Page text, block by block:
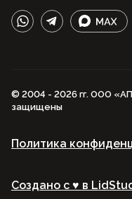
© 2004 - 2026 гг. ООО
защищены
Политика
Создано с ♥️ в